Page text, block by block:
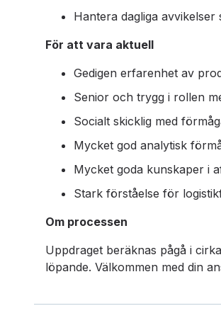
Hantera dagliga
För att vara aktuell
Gedigen erfarenhet av
Senior och trygg i rollen
Socialt skicklig med
Mycket god analytisk
Mycket goda kunskaper i
Stark förståelse för
Om processen
Uppdraget beräknas pågå i
löpande. Välkommen med din